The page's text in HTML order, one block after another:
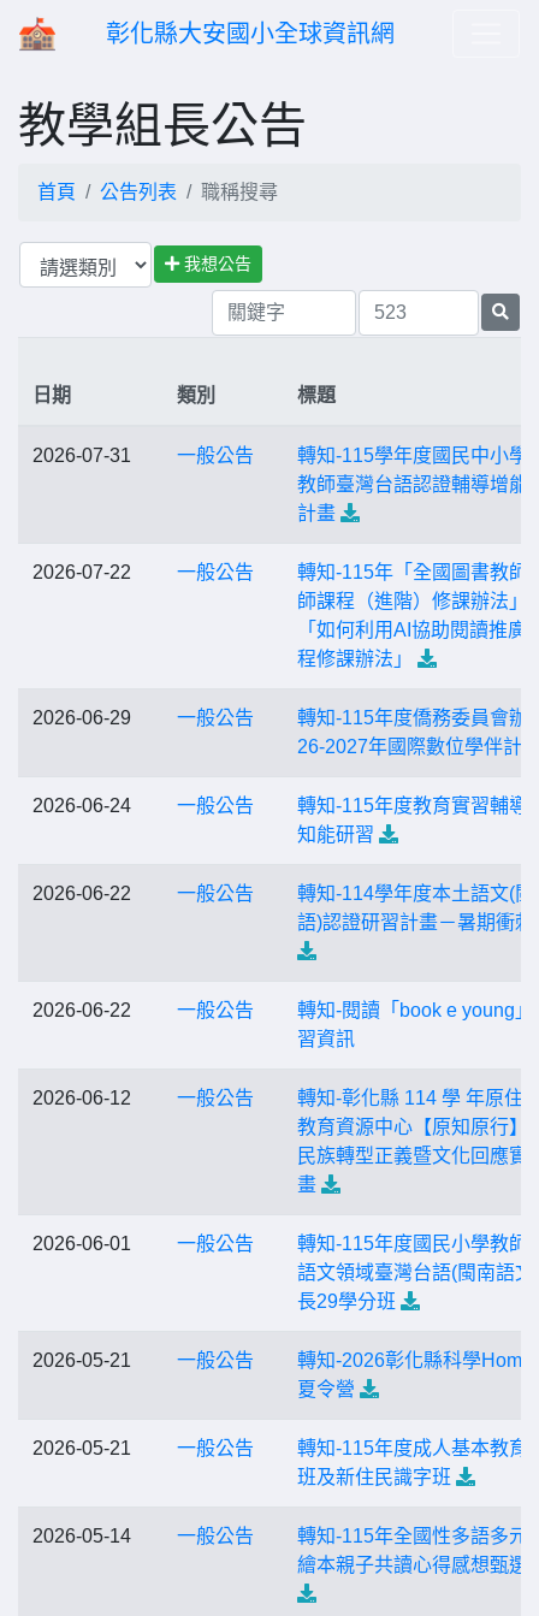
彰化縣大安國小全球資訊網
教學組長公告
首頁 公告列表 職稱搜尋
我想公告
日期 類別 標題
2026-07-31 一般公告
轉知-115學年度國民中小學
教師臺灣台語認證輔導增能
計畫
2026-07-22 一般公告
轉知-115年「全國圖書教師
師課程（進階）修課辦法」
「如何利用AI協助閱讀推廣
程修課辦法」
2026-06-29 一般公告
轉知-115年度僑務委員會辦
26-2027年國際數位學伴計
2026-06-24 一般公告
轉知-115年度教育實習輔導
知能研習
2026-06-22 一般公告
轉知-114學年度本土語文(閩
語)認證研習計畫－暑期衝刺
2026-06-22 一般公告
轉知-閱讀「book e young」
習資訊
2026-06-12 一般公告
轉知-彰化縣 114 學 年原住
教育資源中心【原知原行】
民族轉型正義暨文化回應實
畫
2026-06-01 一般公告
轉知-115年度國民小學教師
語文領域臺灣台語(閩南語文
長29學分班
2026-05-21 一般公告
轉知-2026彰化縣科學
夏令營
2026-05-21 一般公告
轉知-115年度成人基本教育
班及新住民識字班
2026-05-14 一般公告
轉知-115年全國性多語多元
繪本親子共讀心得感想甄選